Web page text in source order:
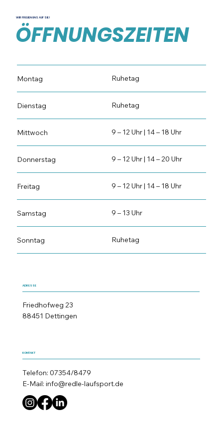
WIR FREUEN UNS AUF SIE!
ÖFFNUNGSZEITEN
Montag Ruhetag
Dienstag Ruhetag
Mittwoch 9 – 12 Uhr | 14 – 18 Uhr
Donnerstag 9 – 12 Uhr | 14 – 20 Uhr
Freitag 9 – 12 Uhr | 14 – 18 Uhr
Samstag 9 – 13 Uhr
Sonntag Ruhetag
ADRESSE
Friedhofweg 23
88451 Dettingen
KONTAKT
Telefon: 07354/8479
E-Mail:info@redle-laufsport.de